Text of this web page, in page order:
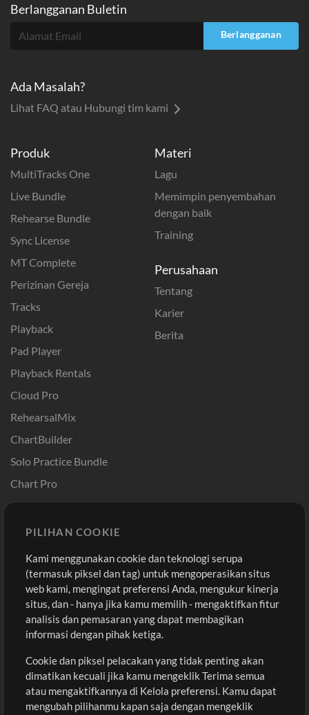
Produk
MultiTracks One
Live Bundle
Rehearse Bundle
Sync License
MT Complete
Perizinan Gereja
Tracks
Playback
Pad Player
Playback Rentals
Cloud Pro
RehearsalMix
ChartBuilder
Solo Practice Bundle
Chart Pro
Template ProPresenter
Sound
Materi
Lagu
Memimpin penyembahan
dengan baik
Training
Perusahaan
Tentang
Karier
Berita
Pembelian
Beli Kredit
Konten Gratis
Permintaan Lagu
Lain-lain
Sesi
Kirimkan musik kamu
Akun
Masuk
Daftar
Lihat Keranjang
Berlangganan Buletin
Berlangganan
Ada Masalah?
Lihat FAQ atau Hubungi tim kami
PILIHAN COOKIE
Kami menggunakan cookie dan teknologi serupa
(termasuk piksel dan tag) untuk mengoperasikan situs
web kami, mengingat preferensi Anda, mengukur kinerja
situs, dan - hanya jika kamu memilih - mengaktifkan fitur
analisis dan pemasaran yang dapat membagikan
informasi dengan pihak ketiga.
Cookie dan piksel pelacakan yang tidak penting akan
dimatikan kecuali jika kamu mengeklik Terima semua
atau mengaktifkannya di Kelola preferensi. Kamu dapat
mengubah pilihanmu kapan saja dengan mengeklik